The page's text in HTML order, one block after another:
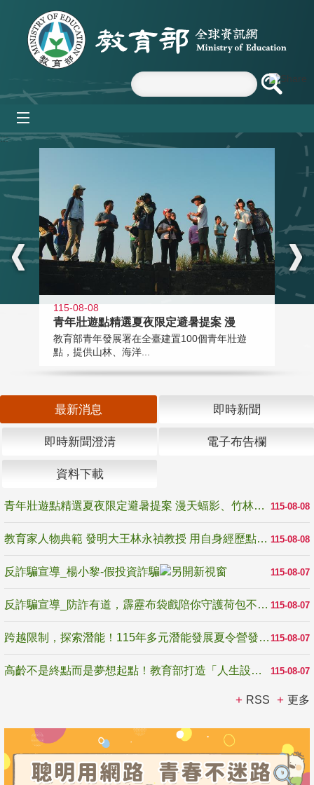
跳到主要內容區塊
:::
115-08-08
青年壯遊點精選夏夜限定避暑提案 漫
教育部青年發展署在全臺建置100個青年壯遊
點，提供山林、海洋...
最新消息 即時新聞
即時新聞澄清 電子布告欄
資料下載
115-08-08
青年壯遊點精選夏夜限定避暑提案 漫天蝠影、竹林尋蛙、茶香夜觀 邀青年暮色出發
115-08-08
教育家人物典範 發明大王林永禎教授 用自身經歷點亮學生的路
115-08-07
反詐騙宣導_楊小黎-假投資詐騙
115-08-07
反詐騙宣導_防詐有道，霹靂布袋戲陪你守護荷包不受騙
115-08-07
跨越限制，探索潛能！115年多元潛能發展夏令營發掘生命無限可能
115-08-07
高齡不是終點而是夢想起點！教育部打造「人生設計夢工場」 參展第3屆高齡健康產業博覽會
RSS 更多